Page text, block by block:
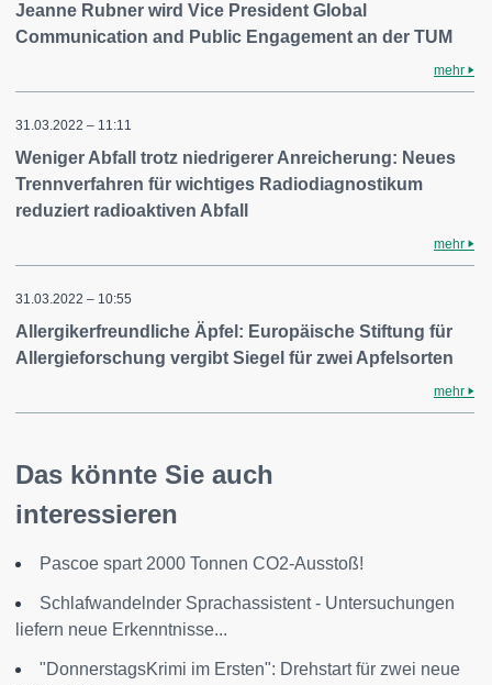
Jeanne Rubner wird Vice President Global
Communication and Public Engagement an der TUM
mehr
31.03.2022 – 11:11
Weniger Abfall trotz niedrigerer Anreicherung: Neues
Trennverfahren für wichtiges Radiodiagnostikum
reduziert radioaktiven Abfall
mehr
31.03.2022 – 10:55
Allergikerfreundliche Äpfel: Europäische Stiftung für
Allergieforschung vergibt Siegel für zwei Apfelsorten
mehr
Das könnte Sie auch
interessieren
Pascoe spart 2000 Tonnen CO2-Ausstoß!
Schlafwandelnder Sprachassistent - Untersuchungen
liefern neue Erkenntnisse...
"DonnerstagsKrimi im Ersten": Drehstart für zwei neue